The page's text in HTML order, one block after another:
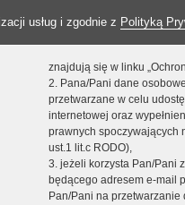
usług i zgodnie z Polityką
znajdują się w linku
2. Pana/Pani dane
przetwarzane w celu
internetowej oraz
prawnych spoczywających
ust.1 lit.c RODO),
3. jeżeli korzysta Pan/Pani
będącego adresem e-mail
Pan/Pani na przetwarzanie